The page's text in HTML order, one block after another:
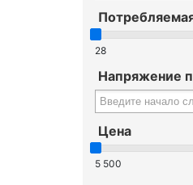
28
Напряжение
Цена
5 500